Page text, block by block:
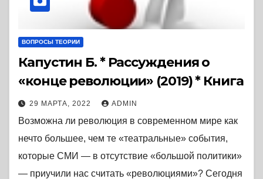
ВОПРОСЫ ТЕОРИИ
Капустин Б. * Рассуждения о
«конце революции» (2019) * Книга
29 МАРТА, 2022 ADMIN
Возможна ли революция в современном мире как
нечто большее, чем те «театральные» события,
которые СМИ — в отсутствие «большой политики»
— приучили нас считать «революциями»? Сегодня